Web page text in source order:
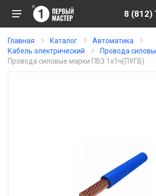
8 (812)
Главная Каталог
Автоматика
Кабель электрический
Провода
Провода силовые марки ПВ3 1х1ч(ПУГВ)